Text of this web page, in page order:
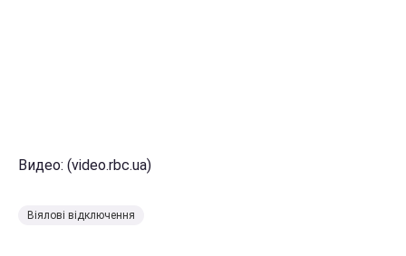
Видео: (video.rbc.ua)
Віялові відключення